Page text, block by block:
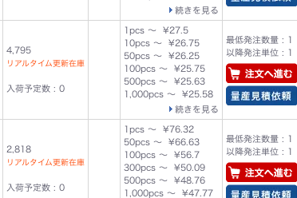
続きを見る
4,795
リアルタイム更新在庫
入荷予定数 : 0
1pcs ～ ¥27.5
10pcs ～ ¥26.75
50pcs ～ ¥26.25
100pcs ～ ¥25.75
500pcs ～ ¥25.63
1,000pcs ～ ¥25.58
続きを見る
最低発注数量 : 1
以降発注単位 : 1
2,818
リアルタイム更新在庫
入荷予定数 : 0
1pcs ～ ¥76.32
50pcs ～ ¥66.63
100pcs ～ ¥56.7
300pcs ～ ¥50.09
500pcs ～ ¥48.76
1,000pcs ～ ¥47.77
最低発注数量 : 1
以降発注単位 : 1